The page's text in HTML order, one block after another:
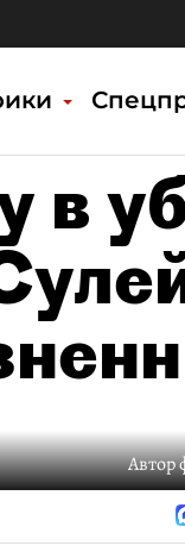
в
Автор